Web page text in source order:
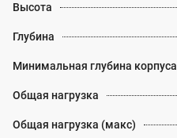
Высота
Глубина
Минимальная глубина корпуса
Общая нагрузка
Общая нагрузка (макс)